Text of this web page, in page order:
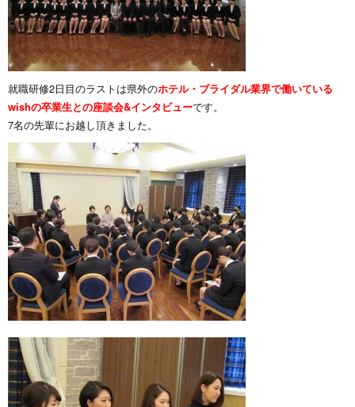
就職研修2日目のラストは県外のホテル・ブライダル業界で働いている
wishの卒業生との座談会&インタビューです。
7名の先輩にお越し頂きました。